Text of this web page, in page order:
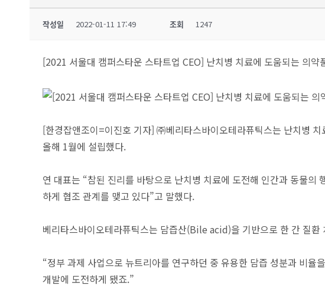
작성일 2022-01-11 17:49 조회 1247
[2021 서울대 캠퍼스타운 스타트업 CEO] 난치병 치료에 도움되는 의약
[한경잡앤조이=이진호 기자] ㈜베리타스바이오테라퓨틱스는 난치병
올해 1월에 설립했다.
연 대표는 “참된 진리를 바탕으로 난치병 치료에 도전해 인간과 동물
하게 협조 관계를 맺고 있다”고 말했다.
베리타스바이오테라퓨틱스는 담즙산(Bile acid)을 기반으로 한 간 질
“정부 과제 사업으로 뉴트리아를 연구하던 중 유용한 담즙 성분과 비
개발에 도전하게 됐죠.”